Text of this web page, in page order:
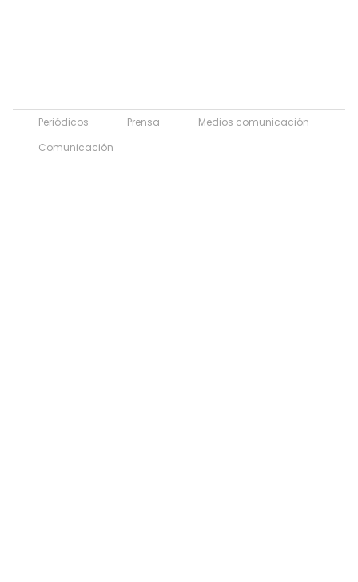
Periódicos Prensa
Medios comunicación
Comunicación